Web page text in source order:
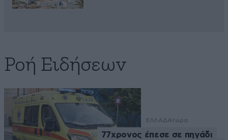
Ροή Ειδήσεων
ΕΛΛΑΔΑτώρα
77χρονος έπεσε σε πηγάδι